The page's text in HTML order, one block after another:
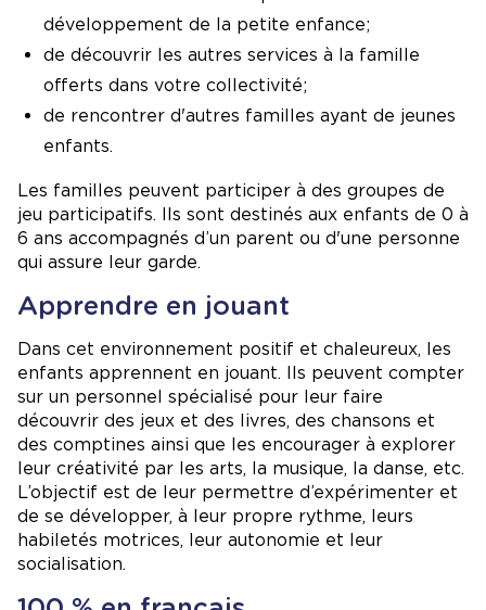
développement de la petite enfance;
de découvrir les autres services à la famille
offerts dans votre collectivité;
de rencontrer d'autres familles ayant de jeunes
enfants.
Les familles peuvent participer à des groupes de
jeu participatifs. Ils sont destinés aux enfants de 0 à
6 ans accompagnés d’un parent ou d'une personne
qui assure leur garde.
Apprendre en jouant
Dans cet environnement positif et chaleureux, les
enfants apprennent en jouant. Ils peuvent compter
sur un personnel spécialisé pour leur faire
découvrir des jeux et des livres, des chansons et
des comptines ainsi que les encourager à explorer
leur créativité par les arts, la musique, la danse, etc.
L’objectif est de leur permettre d’expérimenter et
de se développer, à leur propre rythme, leurs
habiletés motrices, leur autonomie et leur
socialisation.